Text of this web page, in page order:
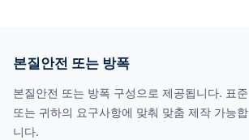
본질안전 또는 방폭
본질안전 또는 방폭 구성으로 제공됩니다. 표준
또는 귀하의 요구사항에 맞춰 맞춤 제작 가능합
니다.